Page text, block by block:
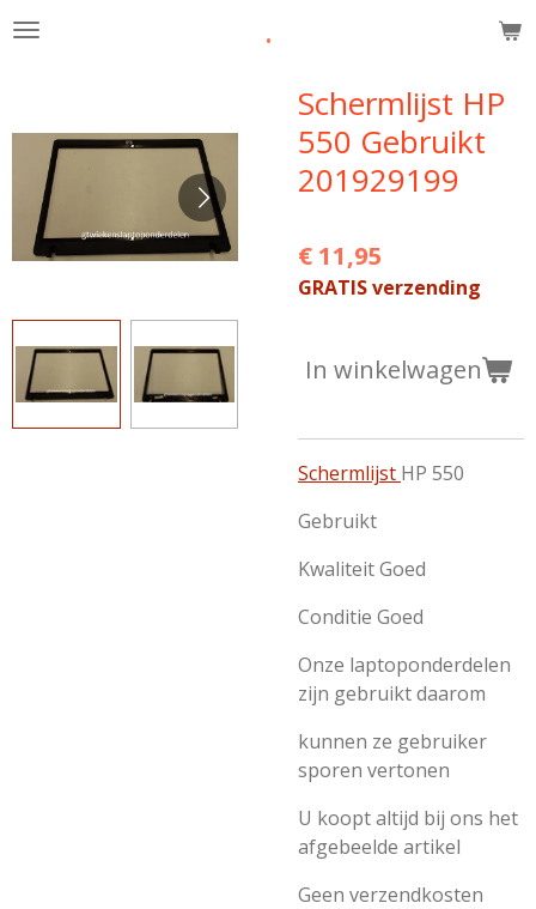
Ga
hoofdinhoud
.
Schermlijst HP
550 Gebruikt
201929199
€ 11,95
GRATIS verzending
In winkelwagen
Schermlijst HP 550
Gebruikt
Kwaliteit Goed
Conditie Goed
Onze laptoponderdelen
zijn gebruikt daarom
kunnen ze gebruiker
sporen vertonen
U koopt altijd bij ons het
afgebeelde artikel
Geen verzendkosten